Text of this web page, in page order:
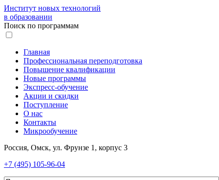
Институт новых технологий
в образовании
Поиск по программам
Главная
Профессиональная переподготовка
Повышение квалификации
Новые программы
Экспресс-обучение
Акции и скидки
Поступление
О нас
Контакты
Микрообучение
Россия, Омск, ул. Фрунзе 1, корпус 3
+7 (495) 105-96-04